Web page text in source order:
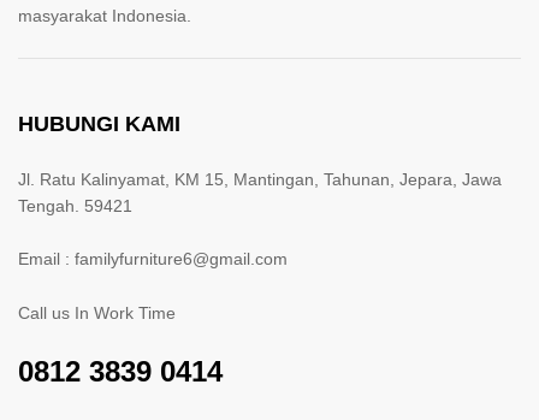
masyarakat Indonesia.
HUBUNGI KAMI
Jl. Ratu Kalinyamat, KM 15, Mantingan, Tahunan, Jepara, Jawa
Tengah. 59421
Email : familyfurniture6@gmail.com
Call us In Work Time
0812 3839 0414